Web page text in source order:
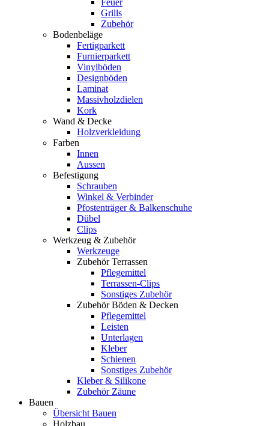
Grills
Zubehör
Bodenbeläge
Fertigparkett
Furnierparkett
Vinylböden
Designböden
Laminat
Massivholzdielen
Kork
Wand & Decke
Holzverkleidung
Farben
Innen
Aussen
Befestigung
Schrauben
Winkel & Verbinder
Pfostenträger & Balkenschuhe
Dübel
Clips
Werkzeug & Zubehör
Werkzeuge
Zubehör Terrassen
Pflegemittel
Terrassen-Clips
Sonstiges Zubehör
Zubehör Böden & Decken
Pflegemittel
Leisten
Unterlagen
Kleber
Schienen
Sonstiges Zubehör
Kleber & Silikone
Zubehör Zäune
Bauen
Übersicht Bauen
Holzbau